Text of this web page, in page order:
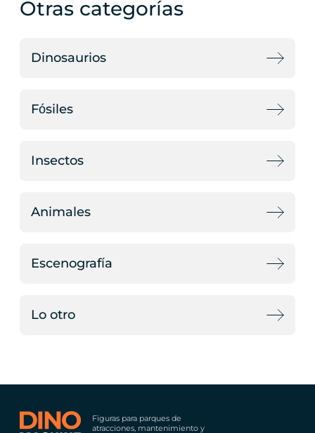
Otras categorías
Dinosaurios
Fósiles
Insectos
Animales
Escenografía
Lo otro
Figuras para parques de
atracciones, mantenimiento y